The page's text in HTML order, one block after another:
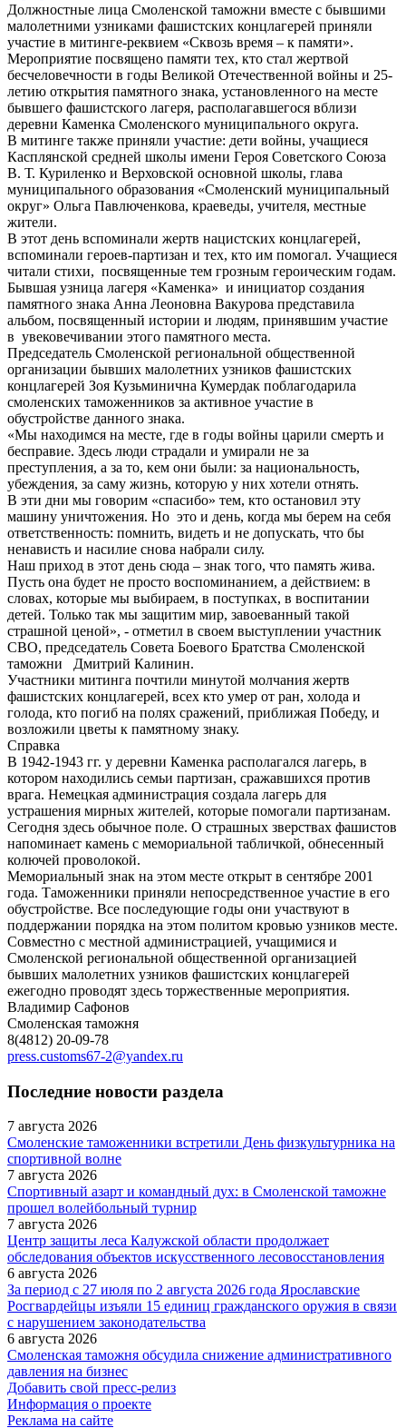
Должностные лица Смоленской таможни вместе с бывшими
малолетними узниками фашистских концлагерей приняли
участие в митинге-реквием «Сквозь время – к памяти».
Мероприятие посвящено памяти тех, кто стал жертвой
бесчеловечности в годы Великой Отечественной войны и 25-
летию открытия памятного знака, установленного на месте
бывшего фашистского лагеря, располагавшегося вблизи
деревни Каменка Смоленского муниципального округа.
В митинге также приняли участие: дети войны, учащиеся
Касплянской средней школы имени Героя Советского Союза
В. Т. Куриленко и Верховской основной школы, глава
муниципального образования «Смоленский муниципальный
округ» Ольга Павлюченкова, краеведы, учителя, местные
жители.
В этот день вспоминали жертв нацистских концлагерей,
вспоминали героев-партизан и тех, кто им помогал. Учащиеся
читали стихи, посвященные тем грозным героическим годам.
Бывшая узница лагеря «Каменка» и инициатор создания
памятного знака Анна Леоновна Вакурова представила
альбом, посвященный истории и людям, принявшим участие
в увековечивании этого памятного места.
Председатель Смоленской региональной общественной
организации бывших малолетних узников фашистских
концлагерей Зоя Кузьминична Кумердак поблагодарила
смоленских таможенников за активное участие в
обустройстве данного знака.
«Мы находимся на месте, где в годы войны царили смерть и
бесправие. Здесь люди страдали и умирали не за
преступления, а за то, кем они были: за национальность,
убеждения, за саму жизнь, которую у них хотели отнять.
В эти дни мы говорим «спасибо» тем, кто остановил эту
машину уничтожения. Но это и день, когда мы берем на себя
ответственность: помнить, видеть и не допускать, что бы
ненависть и насилие снова набрали силу.
Наш приход в этот день сюда – знак того, что память жива.
Пусть она будет не просто воспоминанием, а действием: в
словах, которые мы выбираем, в поступках, в воспитании
детей. Только так мы защитим мир, завоеванный такой
страшной ценой», - отметил в своем выступлении участник
СВО, председатель Совета Боевого Братства Смоленской
таможни Дмитрий Калинин.
Участники митинга почтили минутой молчания жертв
фашистских концлагерей, всех кто умер от ран, холода и
голода, кто погиб на полях сражений, приближая Победу, и
возложили цветы к памятному знаку.
Справка
В 1942-1943 гг. у деревни Каменка располагался лагерь, в
котором находились семьи партизан, сражавшихся против
врага. Немецкая администрация создала лагерь для
устрашения мирных жителей, которые помогали партизанам.
Сегодня здесь обычное поле. О страшных зверствах фашистов
напоминает камень с мемориальной табличкой, обнесенный
колючей проволокой.
Мемориальный знак на этом месте открыт в сентябре 2001
года. Таможенники приняли непосредственное участие в его
обустройстве. Все последующие годы они участвуют в
поддержании порядка на этом политом кровью узников месте.
Совместно с местной администрацией, учащимися и
Смоленской региональной общественной организацией
бывших малолетних узников фашистских концлагерей
ежегодно проводят здесь торжественные мероприятия.
Владимир Сафонов
Смоленская таможня
8(4812) 20-09-78
press.customs67-2@yandex.ru
Последние новости раздела
7 августа 2026
Смоленские таможенники встретили День физкультурника на
спортивной волне
7 августа 2026
Спортивный азарт и командный дух: в Смоленской таможне
прошел волейбольный турнир
7 августа 2026
Центр защиты леса Калужской области продолжает
обследования объектов искусственного лесовосстановления
6 августа 2026
За период с 27 июля по 2 августа 2026 года Ярославские
Росгвардейцы изъяли 15 единиц гражданского оружия в связи
с нарушением законодательства
6 августа 2026
Смоленская таможня обсудила снижение административного
давления на бизнес
Добавить свой пресс-релиз
Информация о проекте
Реклама на сайте